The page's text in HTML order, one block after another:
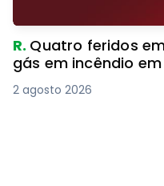
R. Quatro feridos
gás em incêndio
2 agosto 2026